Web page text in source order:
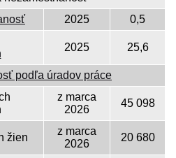
2025
0,5
2025 25,6
podľa úradov práce
z marca
2026
45 098
žien
z marca
2026
20 680